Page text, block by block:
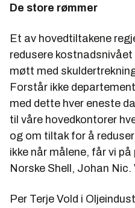
De store rømmer
Et av hovedtiltakene
redusere
møtt med
Forstår ikke
med dette hver eneste
til våre hovedkontorer
og om tiltak for å
ikke når målene, får vi
Norske Shell, Johan Nic.
Per Terje Vold i